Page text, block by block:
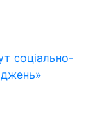
соціально-